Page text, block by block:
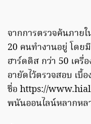
จากการตรวจค้นภาย
20 คนทำงานอยู่ โดย
ฮาร์ดดิส กว่า 50 เครื่
อายัดไว้ตรวจสอบ เบื้
ชื่อ https://
พนันออนไลน์หลากหล